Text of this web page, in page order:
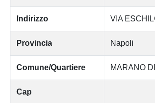
Indirizzo VIA
Provincia Napoli
Comune/Quartiere MARANO
Cap